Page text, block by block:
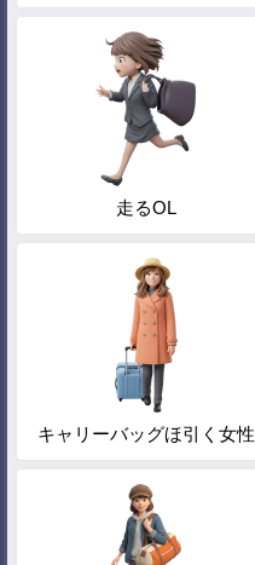
走るOL
キャリーバッグほ引く女性